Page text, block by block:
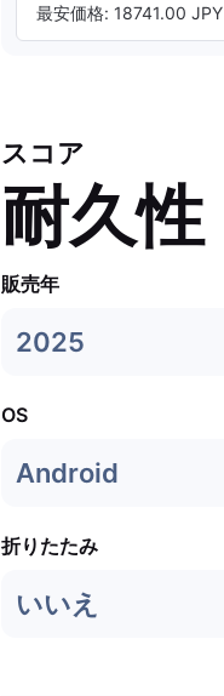
最安価格: 18741.00 JPY
スコア
耐久性
販売年
2025
OS
Android
折りたたみ
いいえ